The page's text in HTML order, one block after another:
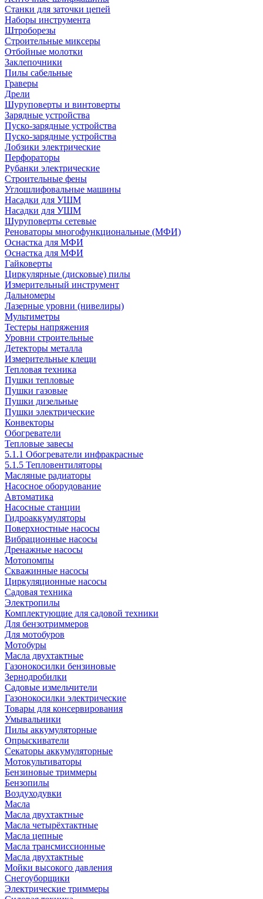
Станки для заточки цепей
Наборы инструмента
Штроборезы
Строительные миксеры
Отбойные молотки
Заклепочники
Пилы сабельные
Граверы
Дрели
Шуруповерты и винтоверты
Зарядные устройства
Пуско-зарядные устройства
Пуско-зарядные устройства
Лобзики электрические
Перфораторы
Рубанки электрические
Строительные фены
Углошлифовальные машины
Насадки для УШМ
Насадки для УШМ
Шуруповерты сетевые
Реноваторы многофункциональные (МФИ)
Оснастка для МФИ
Оснастка для МФИ
Гайковерты
Циркулярные (дисковые) пилы
Измерительный инструмент
Дальномеры
Лазерные уровни (нивелиры)
Мультиметры
Тестеры напряжения
Уровни строительные
Детекторы металла
Измерительные клещи
Тепловая техника
Пушки тепловые
Пушки газовые
Пушки дизельные
Пушки электрические
Конвекторы
Обогреватели
Тепловые завесы
5.1.1 Обогреватели инфракрасные
5.1.5 Тепловентиляторы
Масляные радиаторы
Насосное оборудование
Автоматика
Насосные станции
Гидроаккумуляторы
Поверхностные насосы
Вибрационные насосы
Дренажные насосы
Мотопомпы
Скважинные насосы
Циркуляционные насосы
Садовая техника
Электропилы
Комплектующие для садовой техники
Для бензотриммеров
Для мотобуров
Мотобуры
Масла двухтактные
Газонокосилки бензиновые
Зернодробилки
Садовые измельчители
Газонокосилки электрические
Товары для консервирования
Умывальники
Пилы аккумуляторные
Опрыскиватели
Секаторы аккумуляторные
Мотокультиваторы
Бензиновые триммеры
Бензопилы
Воздуходувки
Масла
Масла двухтактные
Масла четырёхтактные
Масла цепные
Масла трансмиссионные
Масла двухтактные
Мойки высокого давления
Снегоуборщики
Электрические триммеры